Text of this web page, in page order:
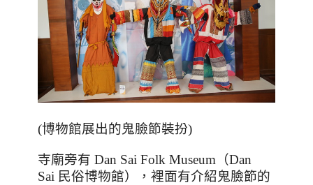
(博物館展出的鬼臉節裝扮)
寺廟旁有 Dan Sai Folk Museum （Dan
Sai 民俗博物館），裡面有介紹鬼臉節的